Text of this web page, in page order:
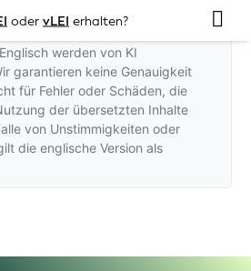
oder vLEI erhalten?
dieser Website in andere
werden von KI
garantieren keine Genauigkeit
für Fehler oder Schäden, die
der übersetzten Inhalte
von Unstimmigkeiten oder
die englische Version als